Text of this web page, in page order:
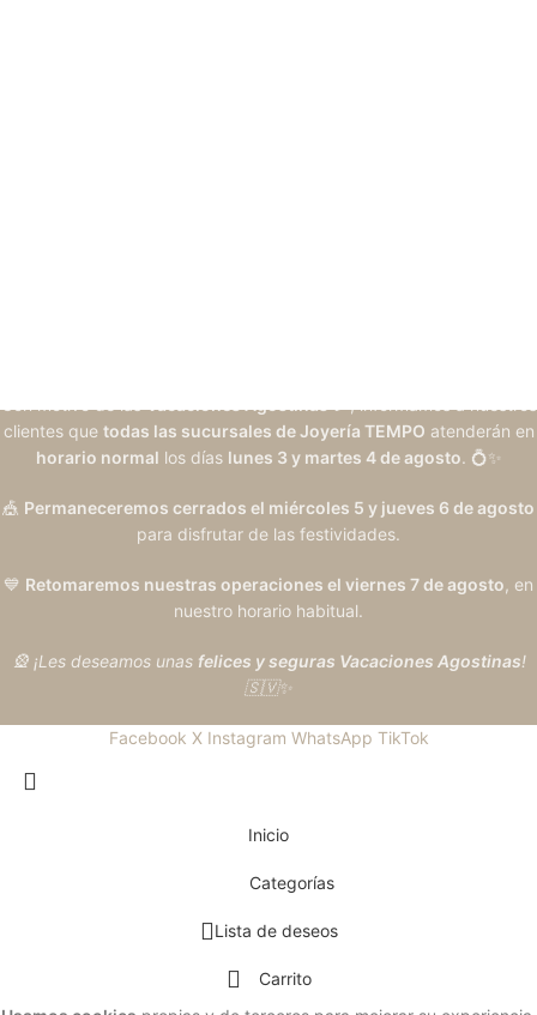
clientes que todas las sucursales de Joyería TEMPO atenderán en
horario normal los días lunes 3 y martes 4 de agosto. 💍✨
🎪 Permaneceremos cerrados el miércoles 5 y jueves 6 de agosto
para disfrutar de las festividades.
💙 Retomaremos nuestras operaciones el viernes 7 de agosto, en
nuestro horario habitual.
🎡 ¡Les deseamos unas felices y seguras Vacaciones Agostinas!
🇸🇻✨
Facebook X Instagram WhatsApp TikTok
Inicio
Categorías
Lista de deseos
Carrito